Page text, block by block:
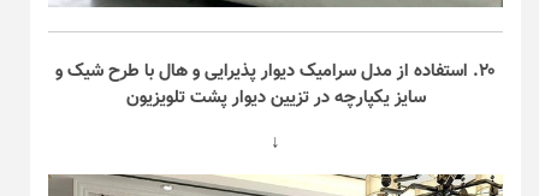
۲۰. استفاده از مدل سرامیک دیوار پذیرایی و هال با طرح شیک و
سایز یکپارچه در تزیین دیوار پشت تلویزیون
↓